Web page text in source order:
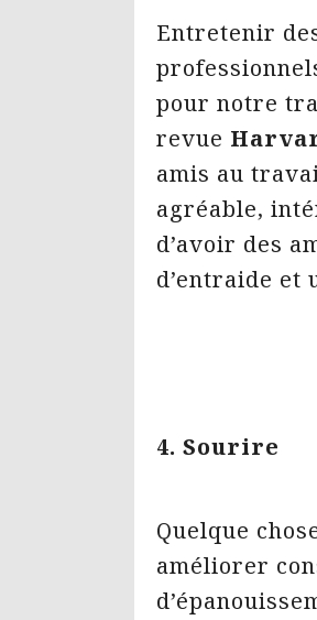
Entretenir
pour notre
revue
amis au
agréable,
d’avoir des
d’entraide et
4. Sourire
Quelque
améliorer